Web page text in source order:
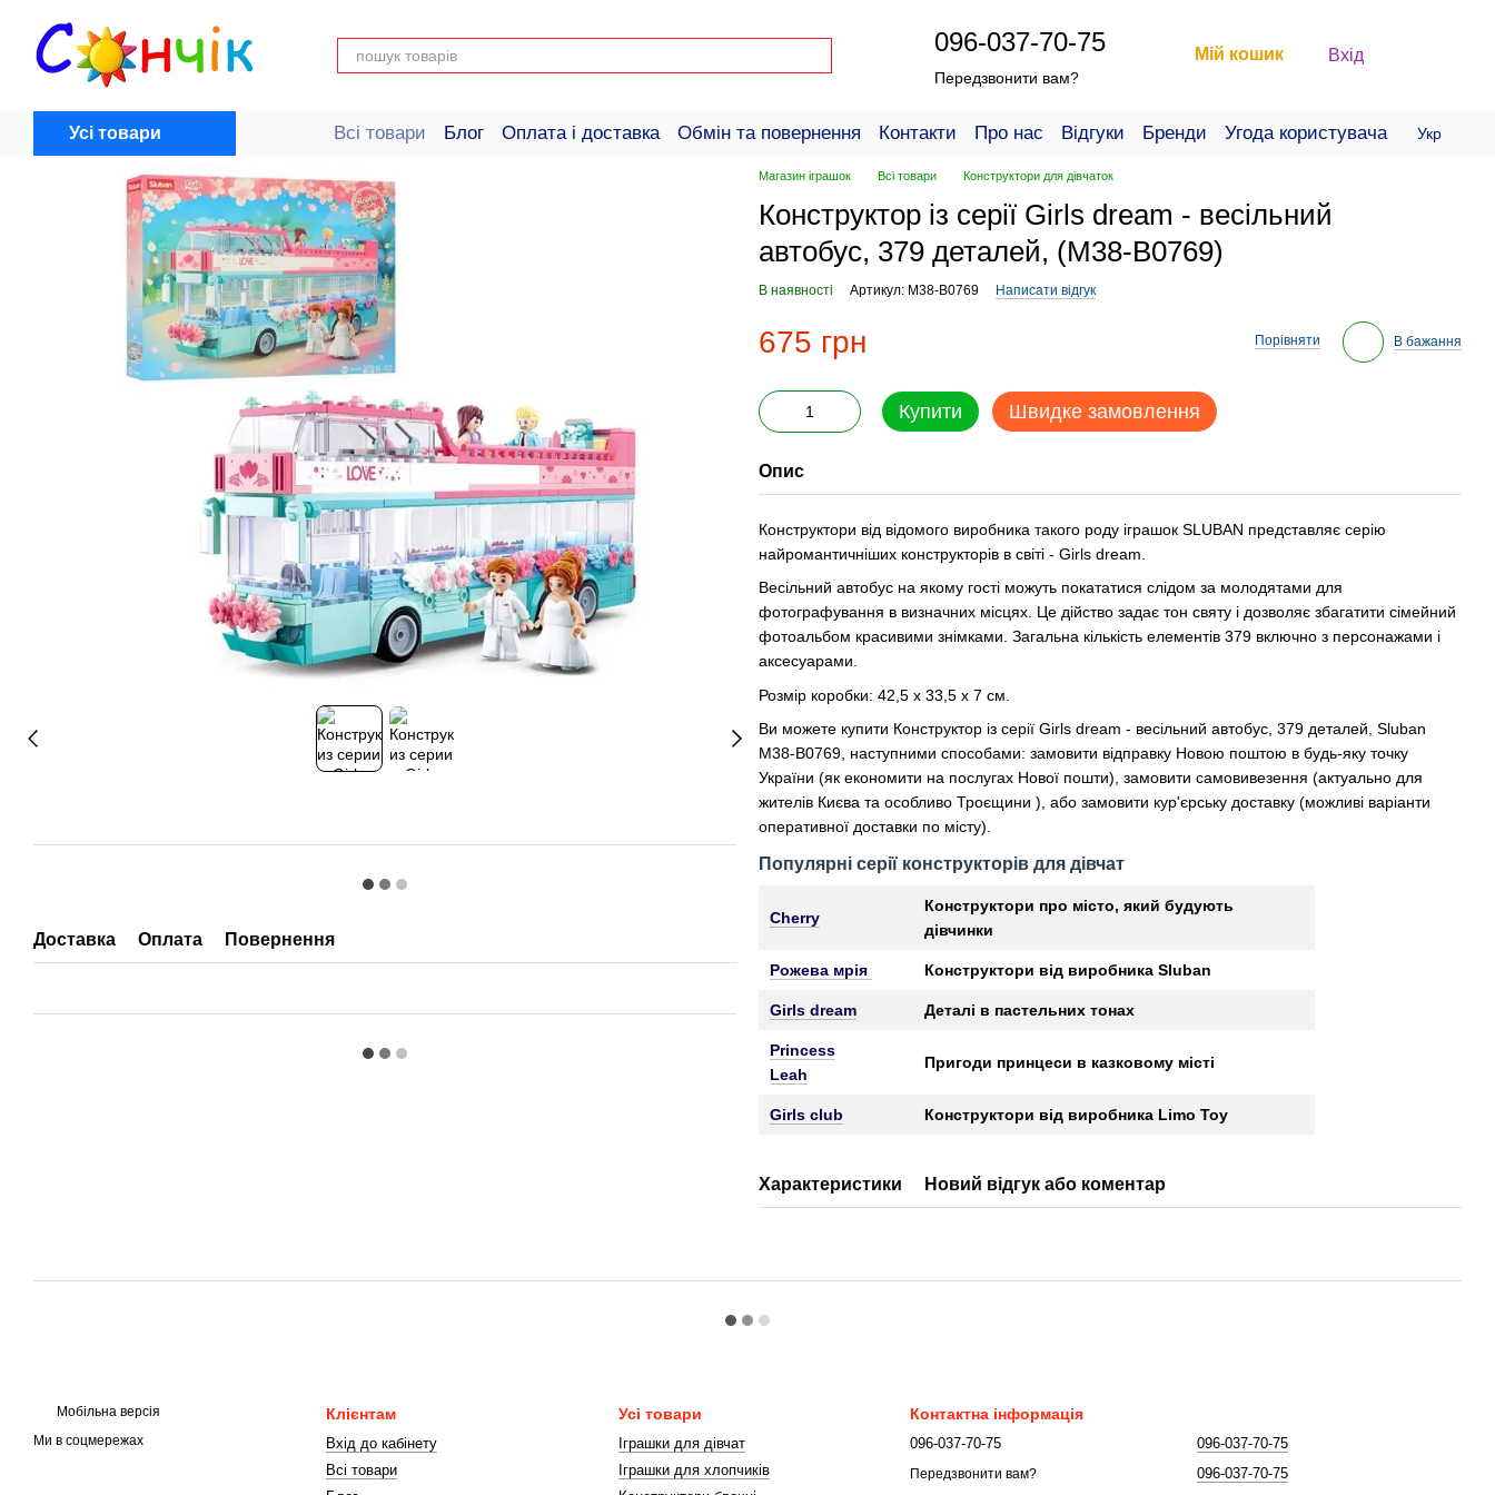
096-037-70-75
Передзвонити вам?
Мій кошик Вхід
Усі товари Всі товари Блог Оплата і доставка Обмін та повернення Контакти Про нас Відгуки Бренди
Угода користувача
Укр
Доставка Оплата Повернення
Магазин іграшок Всі товари Конструктори для дівчаток
Конструктор із серії Girls dream - весільний
автобус, 379 деталей, (M38-B0769)
В наявності Артикул: M38-B0769 Написати відгук
675 грн Порівняти В бажання
Купити Швидке замовлення
Опис
Конструктори від відомого виробника такого роду іграшок SLUBAN представляє серію
найромантичніших конструкторів в світі - Girls dream.
Весільний автобус на якому гості можуть покататися слідом за молодятами для
фотографування в визначних місцях. Це дійство задає тон святу і дозволяє збагатити сімейний
фотоальбом красивими знімками. Загальна кількість елементів 379 включно з персонажами і
аксесуарами.
Розмір коробки: 42,5 х 33,5 х 7 см.
Ви можете купити Конструктор із серії Girls dream - весільний автобус, 379 деталей, Sluban
M38-B0769, наступними способами: замовити відправку Новою поштою в будь-яку точку
України (як економити на послугах Нової пошти), замовити самовивезення (актуально для
жителів Києва та особливо Троєщини ), або замовити кур'єрську доставку (можливі варіанти
оперативної доставки по місту).
Популярні серії конструкторів для дівчат
Cherry
Конструктори про місто, який будують
дівчинки
Рожева мрія Конструктори від виробника Sluban
Girls dream Деталі в пастельних тонах
Princess
Leah
Пригоди принцеси в казковому місті
Girls club Конструктори від виробника Limo Toy
Характеристики Новий відгук або коментар
Мобільна версія
Ми в соцмережах
Клієнтам
Вхід до кабінету
Всі товари
Усі товари
Іграшки для дівчат
Іграшки для хлопчиків
Контактна інформація
096-037-70-75
Передзвонити вам?
096-037-70-75
096-037-70-75